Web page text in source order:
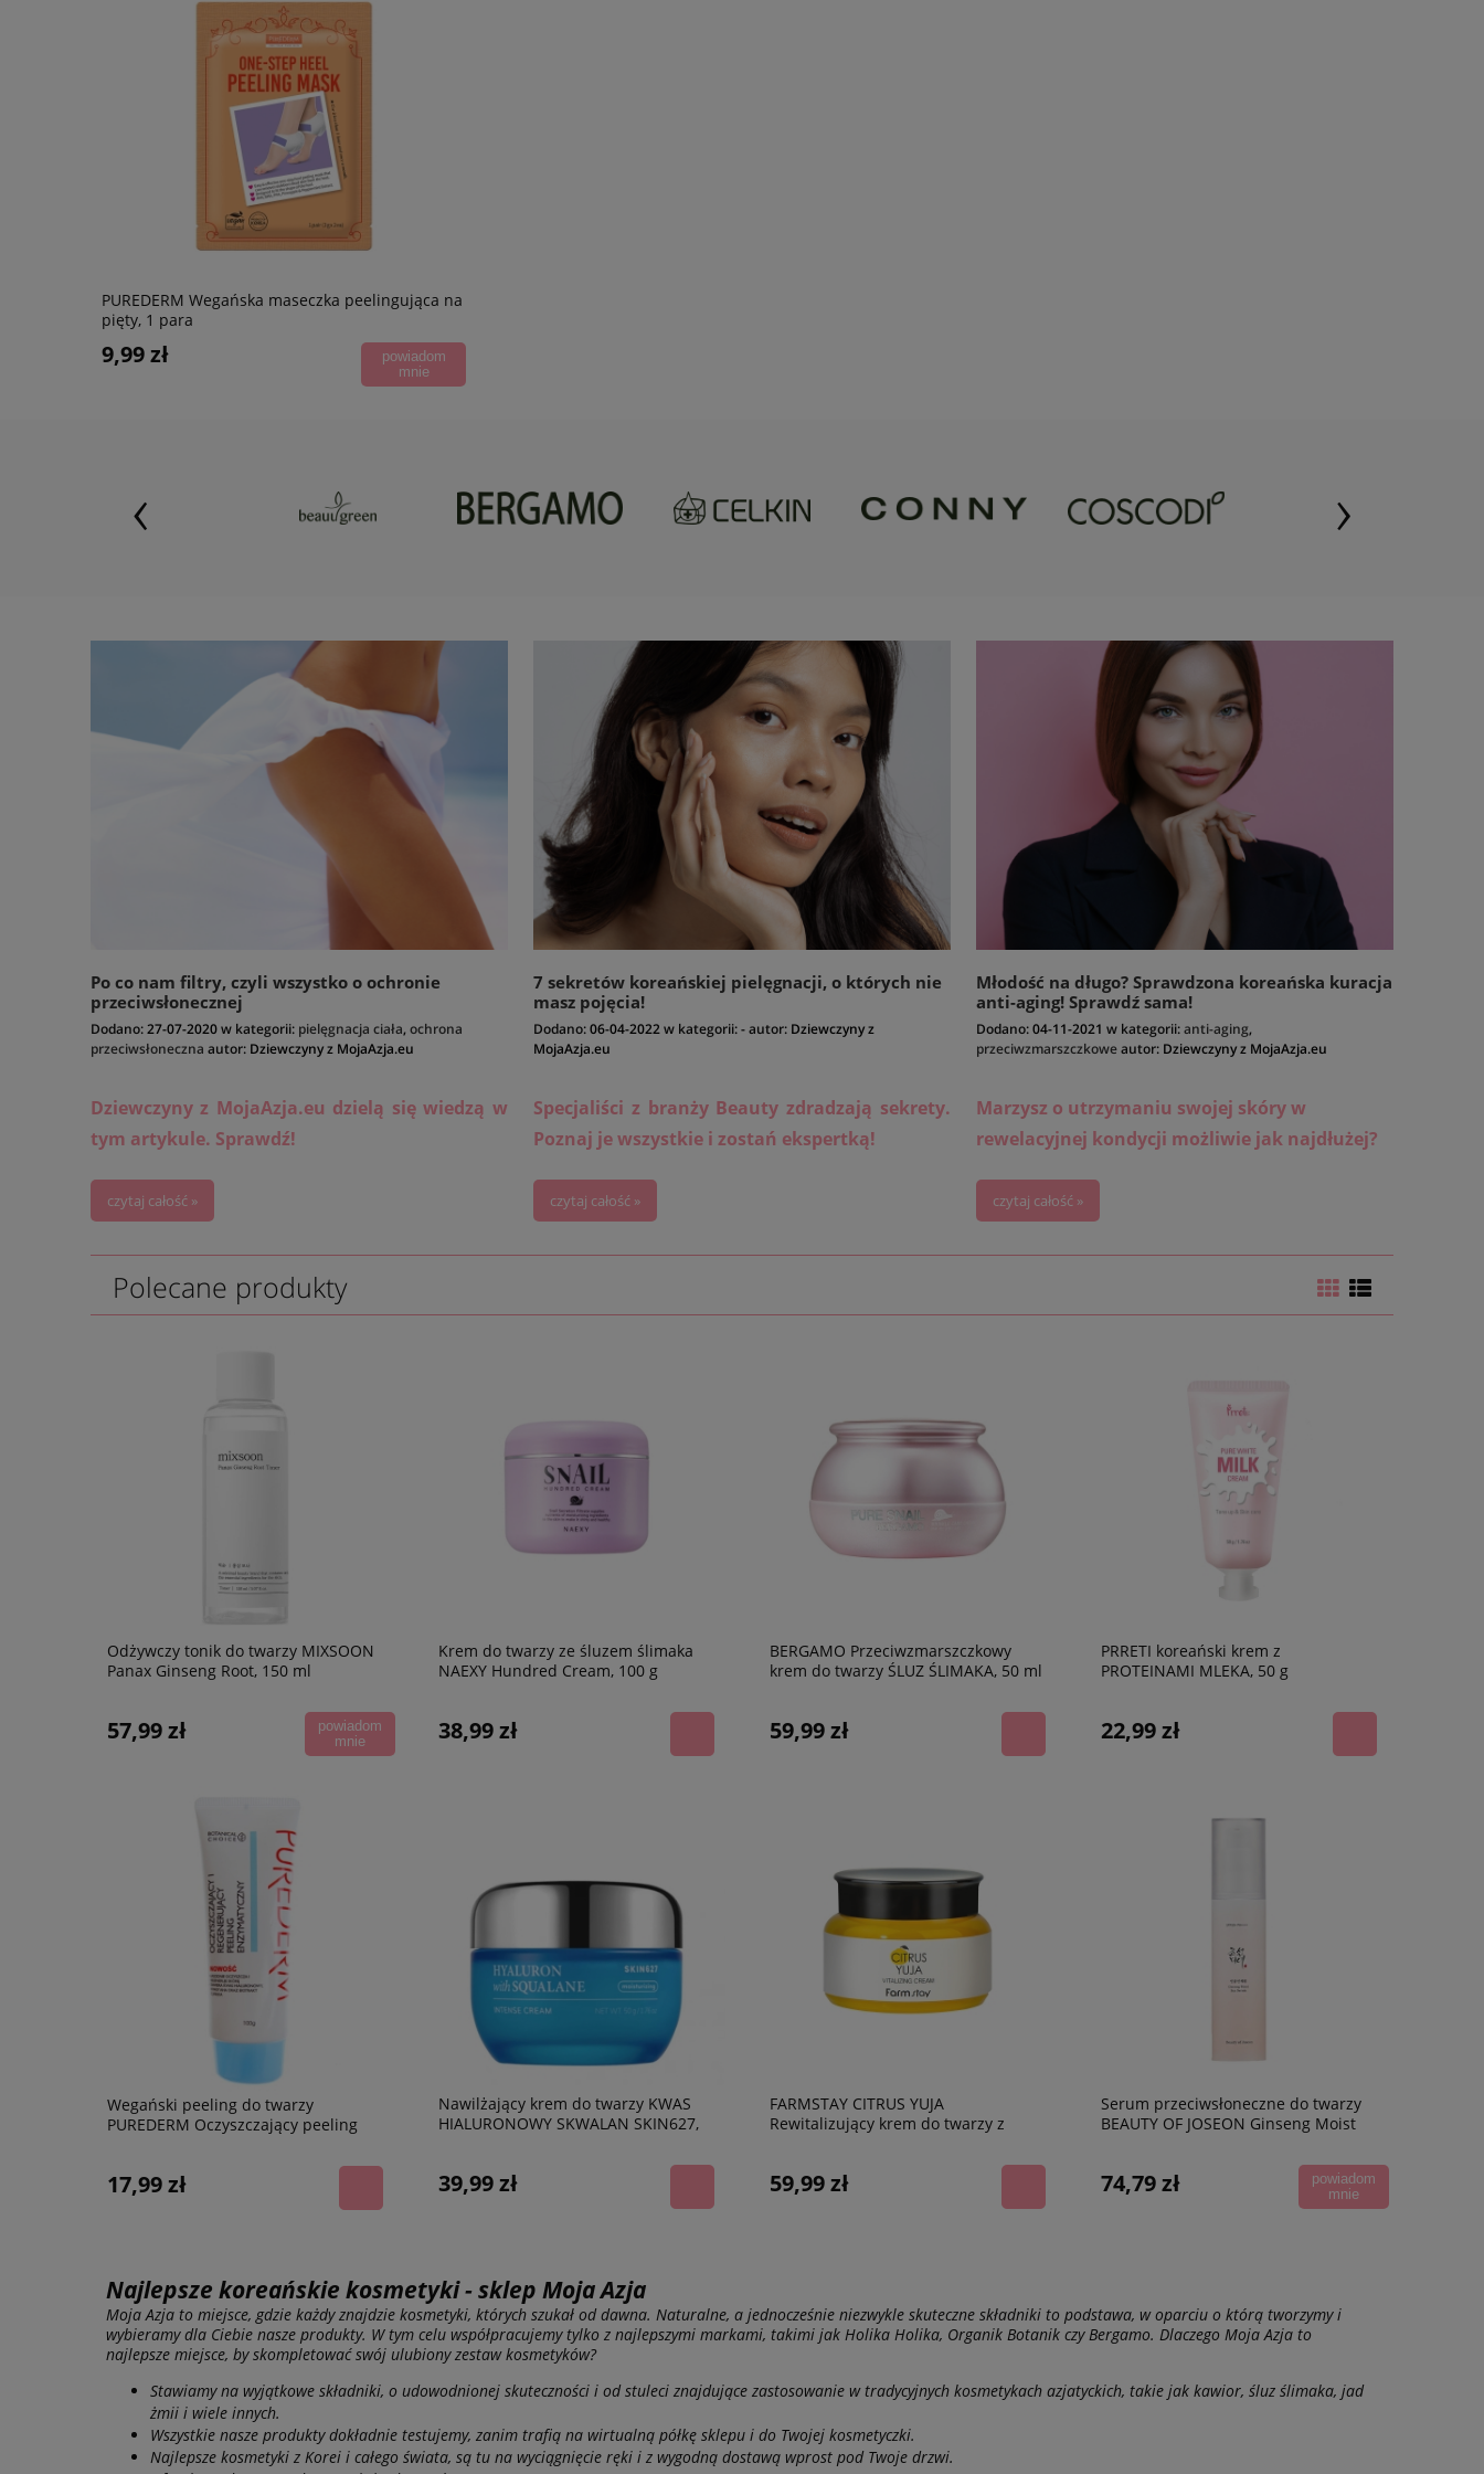
PUREDERM Wegańska maseczka peelingująca na
pięty, 1 para
9,99 zł
powiadom
mnie
‹ ›
Po co nam filtry, czyli wszystko o ochronie
przeciwsłonecznej
Dodano:27-07-2020w kategorii: pielęgnacja ciała, ochrona
przeciwsłoneczna autor: Dziewczyny z MojaAzja.eu
Dziewczyny z MojaAzja.eu dzielą się wiedzą w
tym artykule. Sprawdź!
czytaj całość »
7 sekretów koreańskiej pielęgnacji, o których nie
masz pojęcia!
Dodano:06-04-2022w kategorii:-autor: Dziewczyny z
MojaAzja.eu
Specjaliści z branży Beauty zdradzają sekrety.
Poznaj je wszystkie i zostań ekspertką!
czytaj całość »
Młodość na długo? Sprawdzona koreańska kuracja
anti-aging! Sprawdź sama!
Dodano:04-11-2021 w kategorii:anti-aging,
przeciwzmarszczkoweautor: Dziewczyny z MojaAzja.eu
Marzysz o utrzymaniu swojej skóry w
rewelacyjnej kondycji możliwie jak najdłużej?
czytaj całość »
Polecane produkty
Odżywczy tonik do twarzy MIXSOON
Panax Ginseng Root, 150 ml
57,99 zł
powiadom
mnie
Krem do twarzy ze śluzem ślimaka
NAEXY Hundred Cream, 100 g
38,99 zł
BERGAMO Przeciwzmarszczkowy
krem do twarzy ŚLUZ ŚLIMAKA, 50 ml
59,99 zł
PRRETI koreański krem z
PROTEINAMI MLEKA, 50 g
22,99 zł
Wegański peeling do twarzy
PUREDERM Oczyszczający peeling
17,99 zł
Nawilżający krem do twarzy KWAS
HIALURONOWY SKWALAN SKIN627,
39,99 zł
FARMSTAY CITRUS YUJA
Rewitalizujący krem do twarzy z
59,99 zł
Serum przeciwsłoneczne do twarzy
BEAUTY OF JOSEON Ginseng Moist
74,79 zł
powiadom
mnie
Najlepsze koreańskie kosmetyki - sklep Moja Azja
Moja Azja to miejsce, gdzie każdy znajdzie kosmetyki, których szukał od dawna. Naturalne, a jednocześnie niezwykle skuteczne składniki to podstawa, w oparciu o którą tworzymy i
wybieramy dla Ciebie nasze produkty. W tym celu współpracujemy tylko z najlepszymi markami, takimi jak Holika Holika, Organik Botanik czy Bergamo. Dlaczego Moja Azja to
najlepsze miejsce, by skompletować swój ulubiony zestaw kosmetyków?
Stawiamy na wyjątkowe składniki, o udowodnionej skuteczności i od stuleci znajdujące zastosowanie w tradycyjnych kosmetykach azjatyckich, takie jak kawior, śluz ślimaka, jad
żmii i wiele innych.
Wszystkie nasze produkty dokładnie testujemy, zanim trafią na wirtualną półkę sklepu i do Twojej kosmetyczki.
Najlepsze kosmetyki z Korei i całego świata, są tu na wyciągnięcie ręki i z wygodną dostawą wprost pod Twoje drzwi.